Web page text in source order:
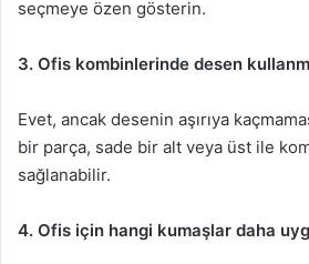
seçmeye özen gösterin.
3. Ofis kombinlerinde desen
Evet, ancak desenin aşırıya
bir parça, sade bir alt veya üst ile
sağlanabilir.
4. Ofis için hangi kumaşlar daha